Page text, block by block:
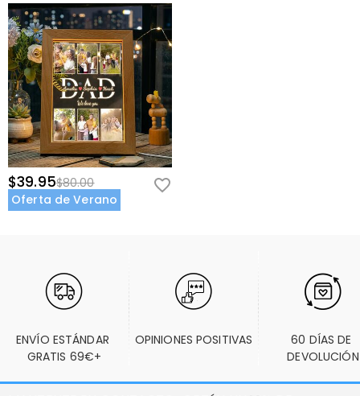
$39.95$80.00
Oferta de Verano
ENVÍO ESTÁNDAR
GRATIS 69€+
OPINIONES POSITIVAS
60 DÍAS DE
DEVOLUCIÓN